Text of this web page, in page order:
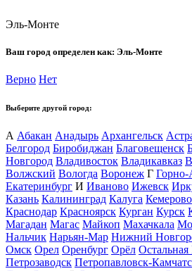
Эль-Монте
Ваш город определен как: Эль-Монте
Верно Нет
Выберите другой город:
А Абакан Анадырь Архангельск
Белгород Биробиджан Благовещенск
Новгород Владивосток Владикавказ
Волжский Вологда Воронеж Г Горно-
Екатеринбург И Иваново Ижевск
Казань Калининград Калуга Кемерово
Краснодар Красноярск Курган Курск
Магадан Магас Майкоп Махачкала
Нальчик Нарьян-Мар Нижний
Омск Орел Оренбург Орёл Остальная
Петрозаводск Петропавловск-